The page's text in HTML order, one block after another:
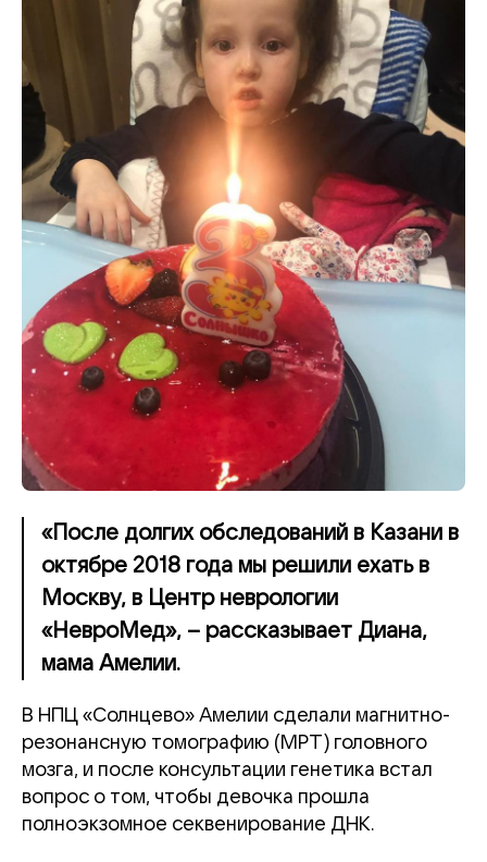
«После долгих обследований в Казани в
октябре 2018 года мы решили ехать в
Москву, в Центр неврологии
«НевроМед», – рассказывает Диана,
мама Амелии.
В НПЦ «Солнцево» Амелии сделали магнитно-
резонансную томографию (МРТ) головного
мозга, и после консультации генетика встал
вопрос о том, чтобы девочка прошла
полноэкзомное секвенирование ДНК.